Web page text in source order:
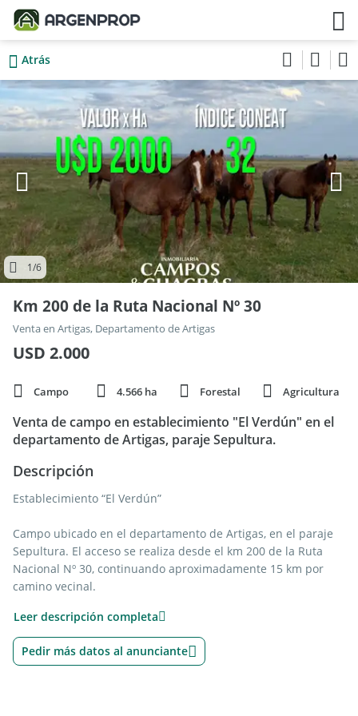
Atrás
1/6
Km 200 de la Ruta Nacional Nº 30
Venta en Artigas, Departamento de Artigas
USD 2.000
Campo 4.566 ha Forestal Agricultura
Venta de campo en establecimiento "El Verdún" en el
departamento de Artigas, paraje Sepultura.
Descripción
Establecimiento “El Verdún”
Campo ubicado en el departamento de Artigas, en el paraje
Sepultura. El acceso se realiza desde el km 200 de la Ruta
Nacional Nº 30, continuando aproximadamente 15 km por
camino vecinal.
Información de la zona:
La propiedad se encuentra en una región con muy buen
Leer descripción completa
Pedir más datos al anunciante